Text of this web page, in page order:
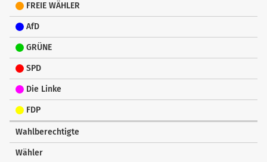
FREIE WÄHLER
AfD
GRÜNE
SPD
Die Linke
FDP
Wahlberechtigte
Wähler